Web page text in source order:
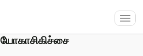
யோகாசிகிச்சை